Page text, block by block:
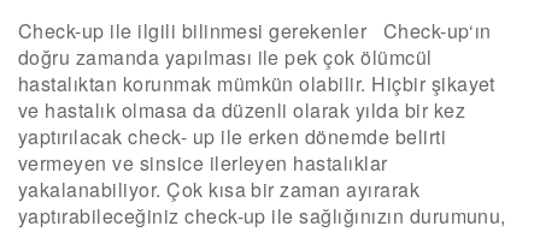
Check-up ile ilgili bilinmesi gerekenler Check-up‘ın
doğru zamanda yapılması ile pek çok ölümcül
hastalıktan korunmak mümkün olabilir. Hiçbir şikayet
ve hastalık olmasa da düzenli olarak yılda bir kez
yaptırılacak check- up ile erken dönemde belirti
vermeyen ve sinsice ilerleyen hastalıklar
yakalanabiliyor. Çok kısa bir zaman ayırarak
yaptırabileceğiniz check-up ile sağlığınızın durumunu,